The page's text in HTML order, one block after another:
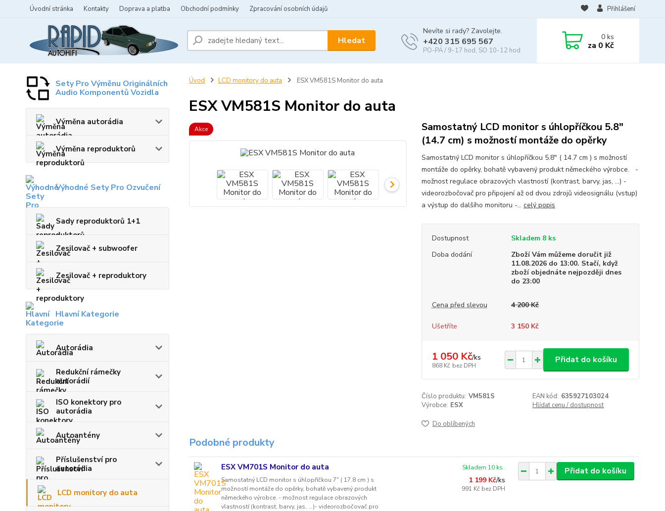
Úvodní stránka Kontakty Doprava a platba Obchodní podmínky Zpracování osobních údajů Přihlášení
Hledat
Nevíte si rady? Zavolejte.
+420 315 695 567
PO-PÁ / 9-17 hod, SO 10-12 hod
0ks
za 0 Kč
Sety Pro Výměnu Originálních
Audio Komponentů Vozidla
Výměna autorádia
Výměna reproduktorů
Výhodné Sety Pro Ozvučení
Sady reproduktorů 1+1
Zesilovač + subwoofer
Zesilovač + reproduktory
Hlavní Kategorie
Autorádia
Redukční rámečky
autorádií
ISO konektory pro
autorádia
Autoantény
Příslušenství pro
autorádia
LCD monitory do auta
Úvod LCD monitory do auta ESX VM581S Monitor do auta
ESX VM581S Monitor do auta
Akce
Samostatný LCD monitor s úhlopříčkou 5.8"
(14.7 cm) s možností montáže do opěrky
Samostatný LCD monitor s úhlopříčkou 5.8" ( 14.7 cm ) s možností
montáže do opěrky, bohatě vybavený produkt německého výrobce. -
možnost regulace obrazových vlastností (kontrast, barvy, jas, ...) -
videorozbočovač pro připojení až od dvou zdrojů videosignálu (vstup)
a výstup do dalšího monitoru -... celý popis
Dostupnost
Skladem 8 ks
Doba dodání
Zboží Vám můžeme doručit již
11.08.2026 do 13:00. Stačí, když
zboží objednáte nejpozději dnes
do 23:00
Cena před slevou 4 200 Kč
Ušetříte 3 150 Kč
1 050 Kč/ks
868 Kč bez DPH
Přidat do košíku
Číslo produktu: VM581S EAN kód: 635927103024
Výrobce: ESX Hlídat cenu / dostupnost
Do oblíbených
Podobné produkty
ESX VM701S Monitor do auta
Samostatný LCD monitor s úhlopříčkou 7" ( 17.8 cm ) s
možností montáže do opěrky, bohatě vybavený produkt
německého výrobce. - možnost regulace obrazových
vlastností (kontrast, barvy, jas, ...)- videorozbočovač pro
1 199 Kč/ks
991 Kč bez DPH
Skladem 10 ks Přidat do košíku